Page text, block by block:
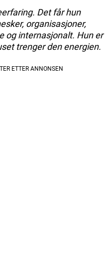
Det får hun
organisasjoner,
og internasjonalt. Hun er
trenger den energien.